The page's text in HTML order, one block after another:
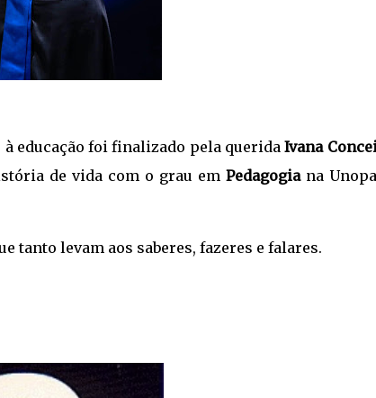
educação foi finalizado pela queridaIvana
de vida com o grau em Pedagogia na
tanto levam aos saberes, fazeres e falares.